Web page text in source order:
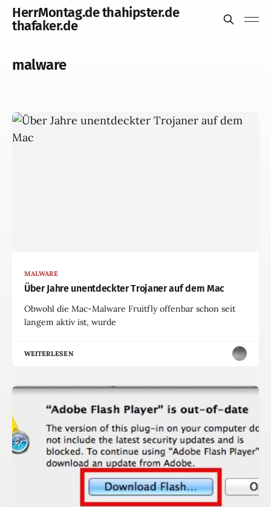
HerrMontag.de thahipster.de
thafaker.de
malware
MALWARE
Über Jahre unentdeckter Trojaner auf dem Mac
Obwohl die Mac-Malware Fruitfly offenbar schon seit
langem aktiv ist, wurde
WEITERLESEN